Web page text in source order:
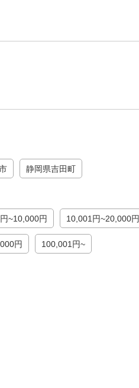
静岡県吉田町
~10,000円 10,001円~20,000円
円 100,001円~